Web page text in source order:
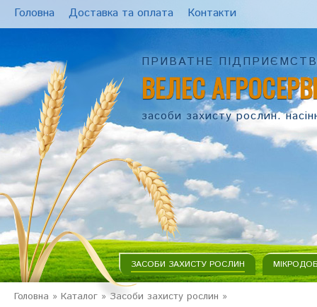
ПРИВАТНЕ
ВЕЛЕС
засоби захисту рослин.
Головна Доставка та оплата Контакти
ЗАСОБИ ЗАХИСТУ РОСЛИН
Головна » Каталог » Засоби захисту рослин »